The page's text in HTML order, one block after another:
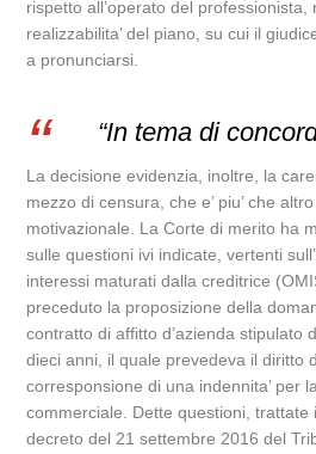
rispetto all’operato del professionista,
realizzabilita’ del piano, su cui il
a pronunciarsi.
“In tema di
La decisione evidenzia, inoltre, la
mezzo di censura, che e’ piu’ che
motivazionale. La Corte di merito ha
sulle questioni ivi indicate, vertenti
interessi maturati dalla creditrice
preceduto la proposizione della
contratto di affitto d’azienda stipulato
dieci anni, il quale prevedeva il diritto
corresponsione di una indennita’ per
commerciale. Dette questioni, trattate
decreto del 21 settembre 2016 del